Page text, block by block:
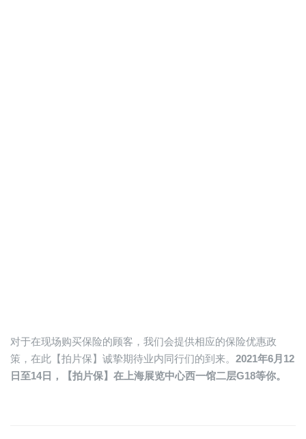
对于在现场购买保险的顾客，我们会提供相应的保险优惠政
策，在此【拍片保】诚挚期待业内同行们的到来。 2021年6月12
日至14日，【拍片保】在上海展览中心西一馆二层G18等你。